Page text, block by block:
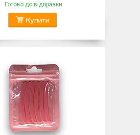
Готово до відправки
Купити